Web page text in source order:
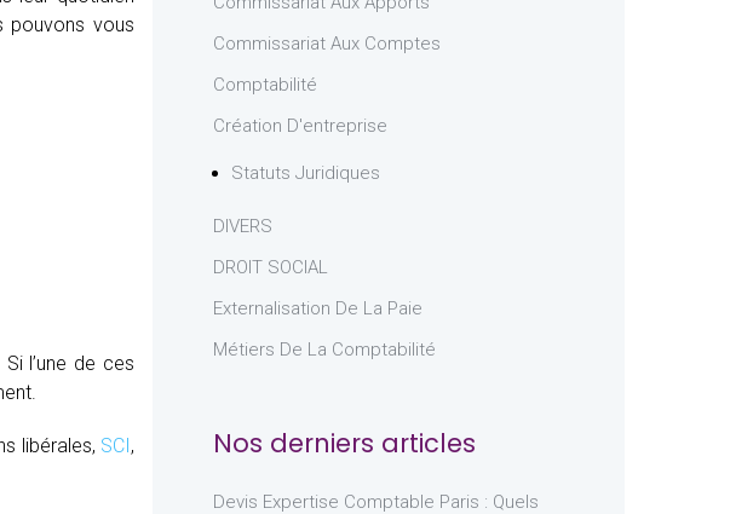
pouvons vous
l’une de ces
libérales, SCI,
Commissariat Aux Comptes
Comptabilité
Création D'entreprise
Statuts Juridiques
DIVERS
DROIT SOCIAL
Externalisation De La Paie
Métiers De La Comptabilité
Nos derniers articles
Devis Expertise Comptable Paris : Quels